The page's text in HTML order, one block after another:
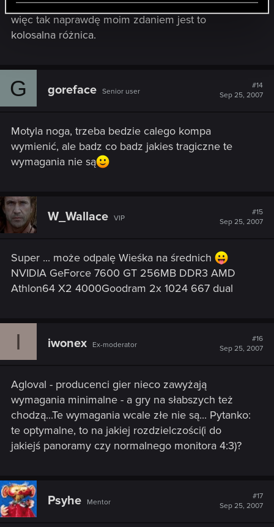
wtedy było do średnich, a tu jest do minimalnych,
więc tak naprawdę moim zdaniem jest to
kolosalna różnica.
G goreface Senior user
#14
Sep 25, 2007
Motyla noga, trzeba bedzie calego kompa
wymienić, ale badz co badz jakies tragiczne te
wymagania nie są
W_Wallace VIP
#15
Sep 25, 2007
Super ... może odpalę Wieśka na średnich
NVIDIA GeForce 7600 GT 256MB DDR3 AMD
Athlon64 X2 4000Goodram 2x 1024 667 dual
I iwonex Ex-moderator
#16
Sep 25, 2007
Agloval - producenci gier nieco zawyżają
wymagania minimalne - a gry na słabszych też
chodzą...Te wymagania wcale złe nie są... Pytanko:
te optymalne, to na jakiej rozdzielczości(i do
jakiejś panoramy czy normalnego monitora 4:3)?
Psyhe Mentor
#17
Sep 25, 2007